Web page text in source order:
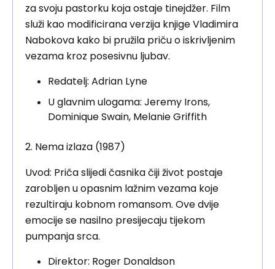
za svoju pastorku koja ostaje tinejdžer. Film
služi kao modificirana verzija knjige Vladimira
Nabokova kako bi pružila priču o iskrivljenim
vezama kroz posesivnu ljubav.
Redatelj: Adrian Lyne
U glavnim ulogama: Jeremy Irons,
Dominique Swain, Melanie Griffith
2. Nema izlaza (1987)
Uvod: Priča slijedi časnika čiji život postaje
zarobljen u opasnim lažnim vezama koje
rezultiraju kobnom romansom. Ove dvije
emocije se nasilno presijecaju tijekom
pumpanja srca.
Direktor: Roger Donaldson